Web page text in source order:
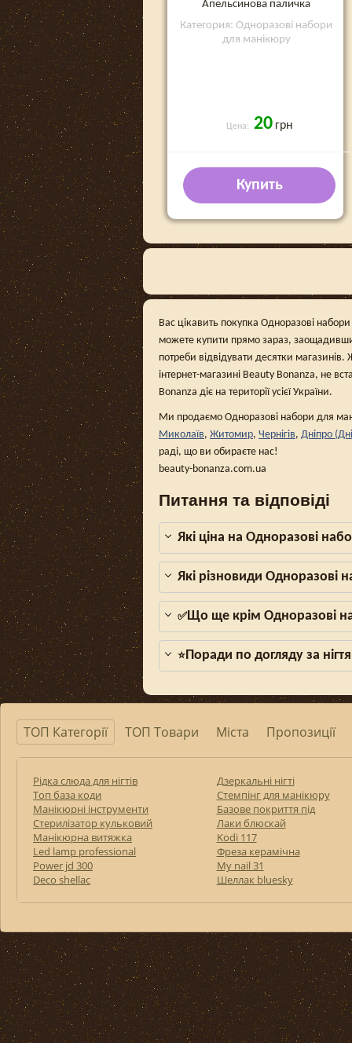
Апельсинова паличка
Категория: Одноразові набори
для манікюру
Цена: 20 грн
Купить
Вас цікавить покупка Одноразові набори
можете купити прямо зараз,
потреби відвідувати десятки
інтернет-магазині Beauty Bonanza, не
Bonanza діє на території усієї України.
Ми продаємо Одноразові набори для
Миколаїв, Житомир, Чернігів, Дніпро
раді, що ви обираєте нас!
beauty-bonanza.com.ua
Питання та відповіді
Які ціна на Одноразові
Які різновиди Одноразові
✅Що ще крім Одноразові
⭐Поради по догляду за
ТОП Категорії ТОП Товари Міста Пропозиції
Рідка слюда для нігтів
Топ база коди
Манікюрні інструменти
Стерилізатор кульковий
Манікюрна витяжка
Led lamp professional
Power jd 300
Deco shellac
Дзеркальні нігті
Стемпінг для манікюру
Базове покриття під
Лаки блюскай
Kodi 117
Фреза керамічна
My nail 31
Шеллак bluesky